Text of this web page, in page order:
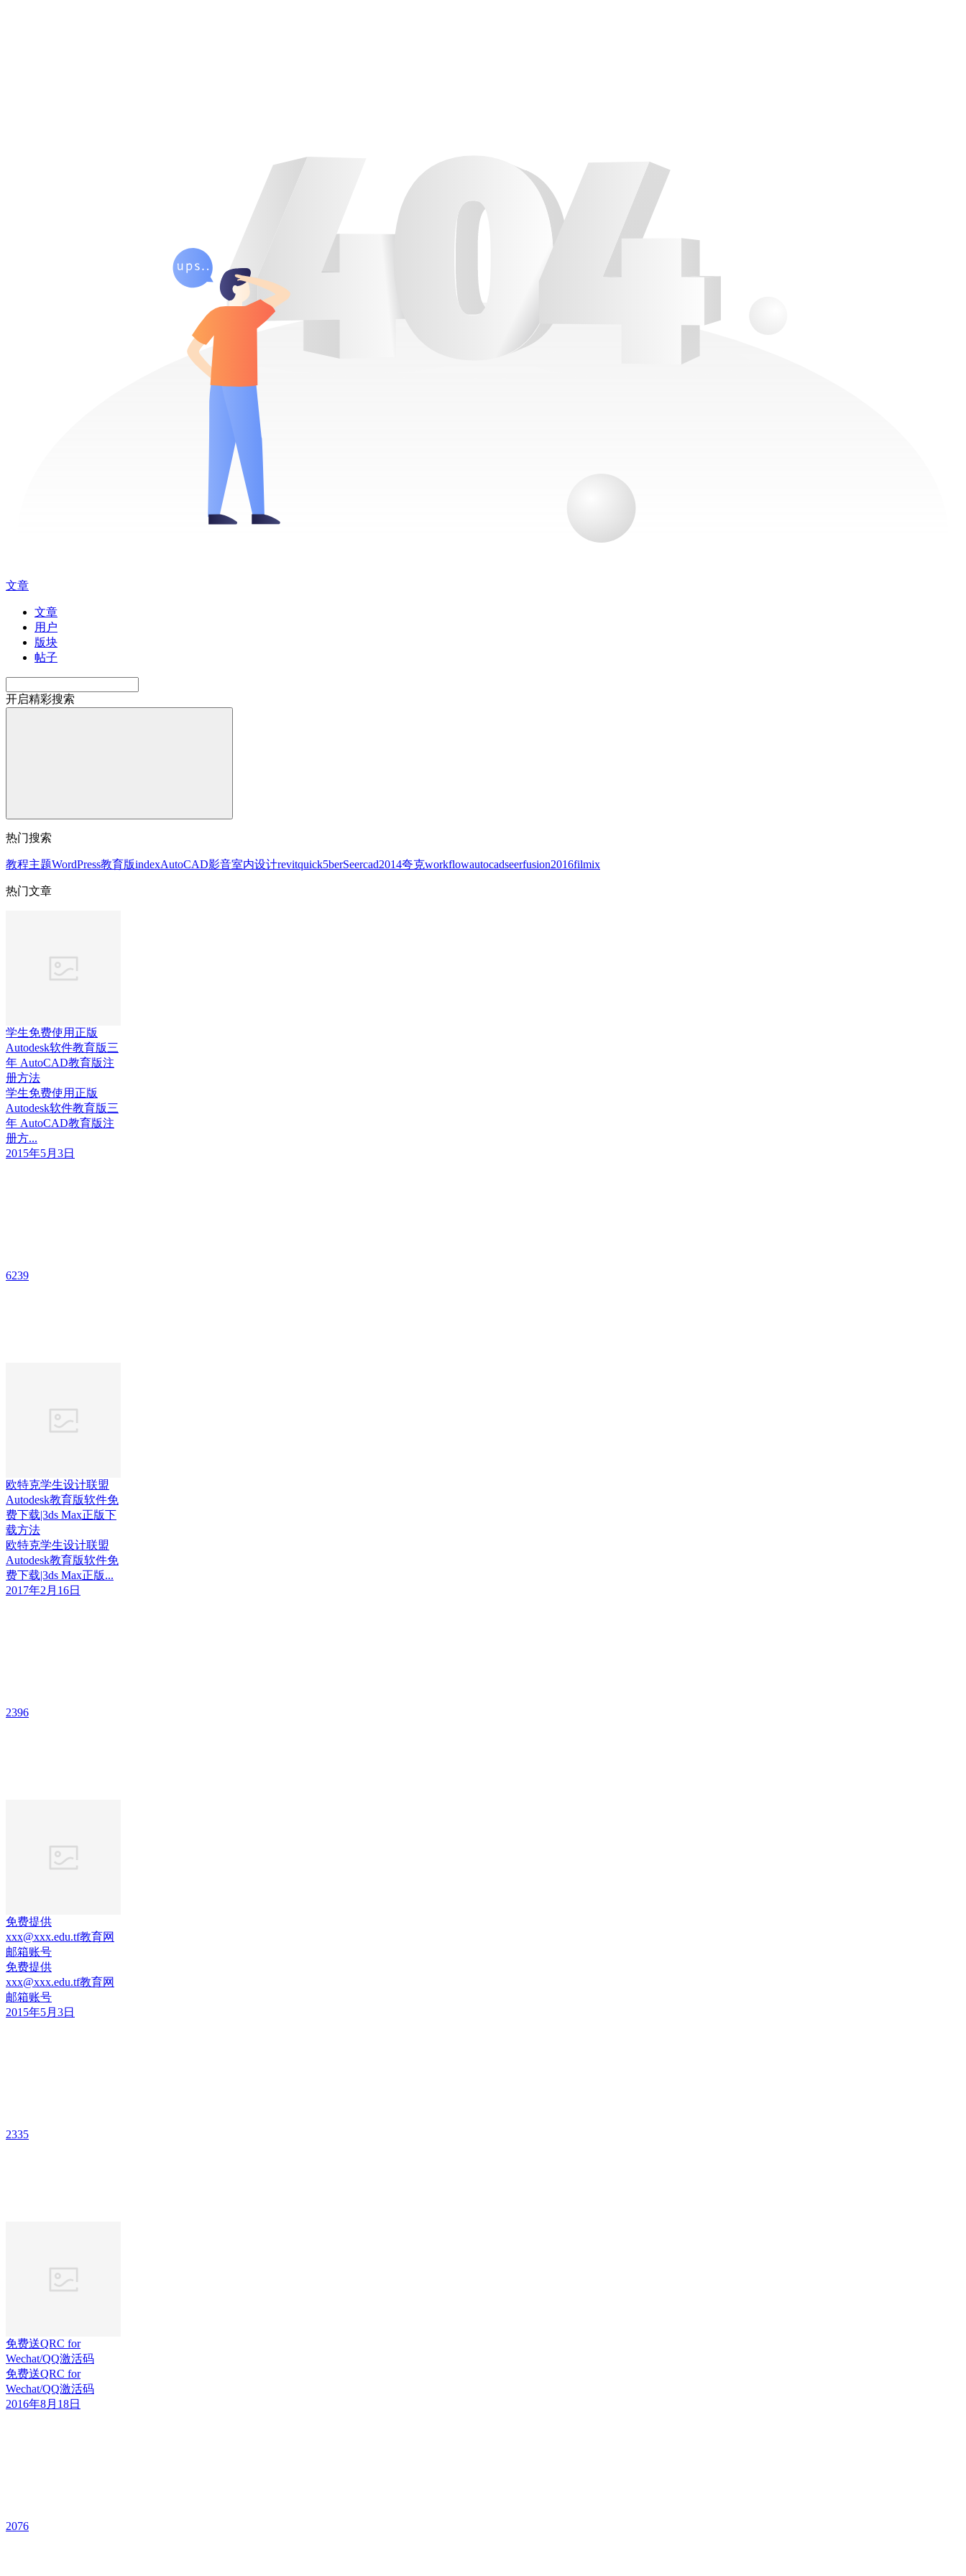
文章
文章
用户
版块
帖子
开启精彩搜索
热门搜索
教程主题WordPress教育版indexAutoCAD影音室内设计revitquick5berSeercad2014夸克workflowautocadseerfusion2016filmix
热门文章
学生免费使用正版
Autodesk软件教育版三
年 AutoCAD教育版注
册方法
学生免费使用正版
Autodesk软件教育版三
年 AutoCAD教育版注
册方...
2015年5月3日
6239
欧特克学生设计联盟
Autodesk教育版软件免
费下载|3ds Max正版下
载方法
欧特克学生设计联盟
Autodesk教育版软件免
费下载|3ds Max正版...
2017年2月16日
2396
免费提供
xxx@xxx.edu.tf教育网
邮箱账号
免费提供
xxx@xxx.edu.tf教育网
邮箱账号
2015年5月3日
2335
免费送QRC for
Wechat/QQ激活码
免费送QRC for
Wechat/QQ激活码
2016年8月18日
2076